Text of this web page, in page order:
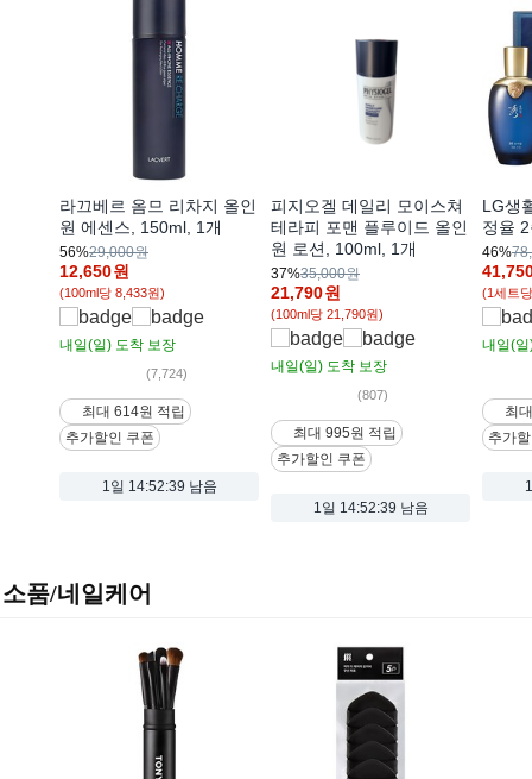
라끄베르 옴므 리차지 올인
원 에센스, 150ml, 1개
56%29,000원
12,650원
(100ml당 8,433원)
내일(일) 도착 보장
(7,724)
최대 614원 적립
추가할인 쿠폰
1일 14:52:37 남음
피지오겔 데일리 모이스쳐
테라피 포맨 플루이드 올인
원 로션, 100ml, 1개
37%35,000원
21,790원
(100ml당 21,790원)
내일(일) 도착 보장
(807)
최대 995원 적립
추가할인 쿠폰
1일 14:52:37 남음
LG생
정율
46%
(1세트
내일(
최
추가
소품/네일케어